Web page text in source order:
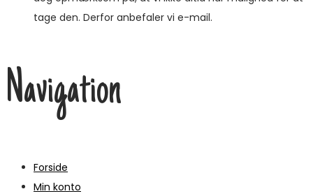
tage den. Derfor anbefaler vi e-mail.
Navigation
Forside
Min konto